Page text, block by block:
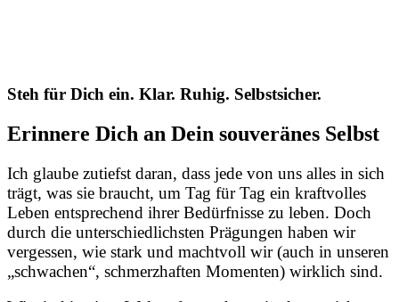
Steh für Dich ein. Klar. Ruhig. Selbstsicher.
Erinnere Dich an Dein souveränes Selbst
Ich glaube zutiefst daran, dass jede von uns alles in sich
trägt, was sie braucht, um Tag für Tag ein kraftvolles
Leben entsprechend ihrer Bedürfnisse zu leben. Doch
durch die unterschiedlichsten Prägungen haben wir
vergessen, wie stark und machtvoll wir (auch in unseren
„schwachen“, schmerzhaften Momenten) wirklich sind.